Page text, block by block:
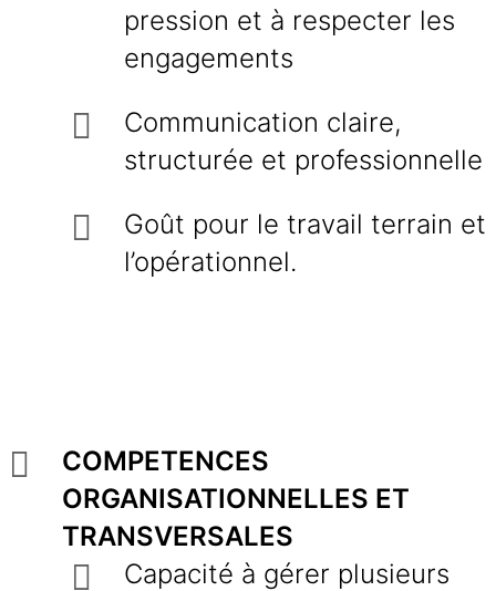
pression et à respecter les
engagements
Communication claire,
structurée et professionnelle
Goût pour le travail terrain et
l’opérationnel.
COMPETENCES
ORGANISATIONNELLES ET
TRANSVERSALES
Capacité à gérer plusieurs